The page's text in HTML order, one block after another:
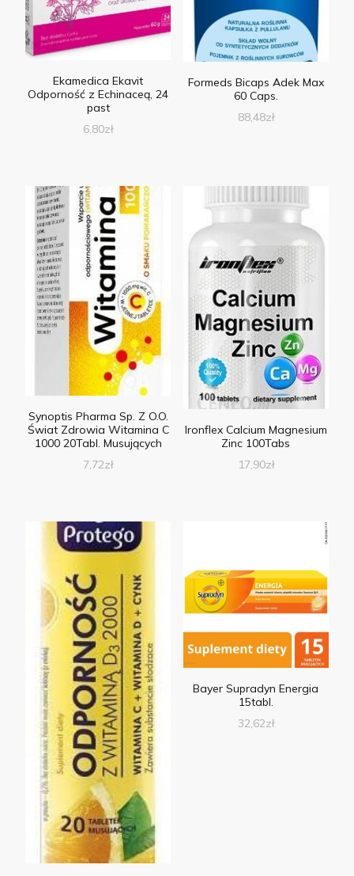
Ekamedica Ekavit
Odporność z Echinaceą, 24
past
6,80zł
Formeds Bicaps Adek Max
60 Caps.
88,48zł
Synoptis Pharma Sp. Z O.O.
Świat Zdrowia Witamina C
1000 20Tabl. Musujących
7,72zł
Ironflex Calcium Magnesium
Zinc 100Tabs
17,90zł
Bayer Supradyn Energia
15tabl.
32,62zł